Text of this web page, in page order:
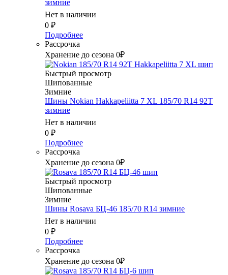
зимние
Нет в наличии
0 ₽
Подробнее
Рассрочка
Хранение до сезона 0₽
Быстрый просмотр
Шипованные
Зимние
Шины Nokian Hakkapeliitta 7 XL 185/70 R14 92T
зимние
Нет в наличии
0 ₽
Подробнее
Рассрочка
Хранение до сезона 0₽
Быстрый просмотр
Шипованные
Зимние
Шины Rosava БЦ-46 185/70 R14 зимние
Нет в наличии
0 ₽
Подробнее
Рассрочка
Хранение до сезона 0₽